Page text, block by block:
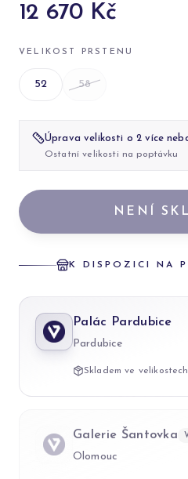
12 670 Kč
VELIKOST PRSTENU
52 58
Úprava velikosti o 2 více
Ostatní velikosti na poptávku
NENÍ
K DISPOZICI NA
Palác Pardubice
Pardubice
Skladem ve
Galerie Šantovka
Olomouc